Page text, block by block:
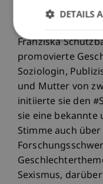
und
Franziska
promovierte
Soziologin,
und Mutter von
initiierte sie den
sie eine
Stimme auch
Sexismus,
DETAILS